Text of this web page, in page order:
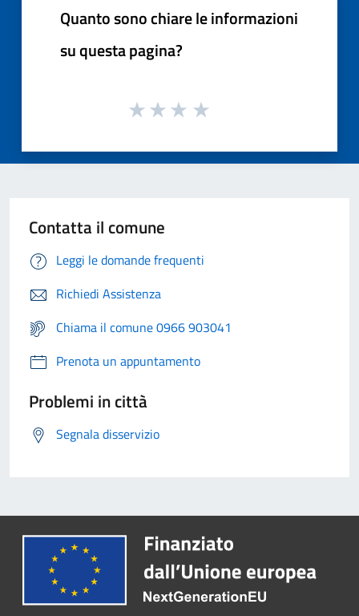
Quanto sono chiare le informazioni
su questa pagina?
Contatta il comune
Leggi le domande frequenti
Richiedi Assistenza
Chiama il comune 0966 903041
Prenota un appuntamento
Problemi in città
Segnala disservizio